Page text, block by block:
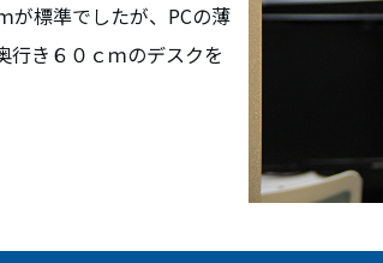
が標準でしたが、PCの薄
行き６０ｃｍのデスクを